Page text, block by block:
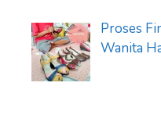
Proses
Wanita